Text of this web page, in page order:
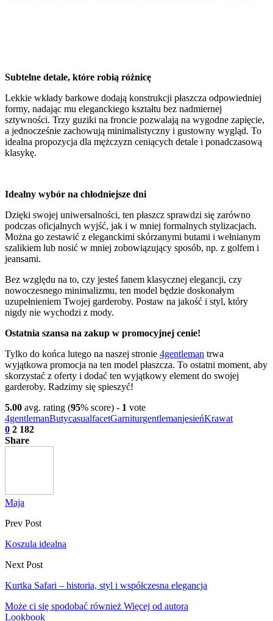
Subtelne detale, które robią różnicę
Lekkie wkłady barkowe dodają konstrukcji płaszcza odpowiedniej
formy, nadając mu eleganckiego kształtu bez nadmiernej
sztywności. Trzy guziki na froncie pozwalają na wygodne zapięcie,
a jednocześnie zachowują minimalistyczny i gustowny wygląd. To
idealna propozycja dla mężczyzn ceniących detale i ponadczasową
klasykę.
Idealny wybór na chłodniejsze dni
Dzięki swojej uniwersalności, ten płaszcz sprawdzi się zarówno
podczas oficjalnych wyjść, jak i w mniej formalnych stylizacjach.
Można go zestawić z eleganckimi skórzanymi butami i wełnianym
szalikiem lub nosić w mniej zobowiązujący sposób, np. z golfem i
jeansami.
Bez względu na to, czy jesteś fanem klasycznej elegancji, czy
nowoczesnego minimalizmu, ten model będzie doskonałym
uzupełnieniem Twojej garderoby. Postaw na jakość i styl, który
nigdy nie wychodzi z mody.
Ostatnia szansa na zakup w promocyjnej cenie!
Tylko do końca lutego na naszej stronie 4gentleman trwa
wyjątkowa promocja na ten model płaszcza. To ostatni moment, aby
skorzystać z oferty i dodać ten wyjątkowy element do swojej
garderoby. Radzimy się spieszyć!
5.00 avg. rating (95% score) - 1 vote
4gentlemanButycasualfacetGarniturgentlemanjesieńKrawat
0 2 182
Share
Maja
Prev Post
Koszula idealna
Next Post
Kurtka Safari – historia, styl i współczesna elegancja
Może ci się spodobać również Więcej od autora
Lookbook